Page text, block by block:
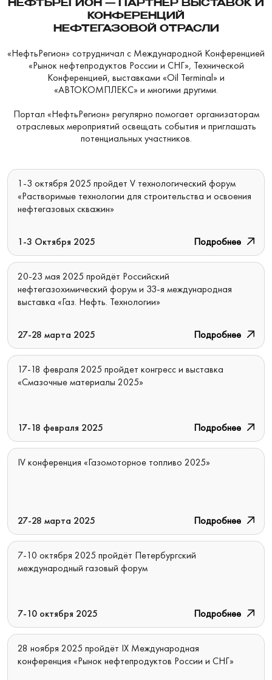
НЕФТЬРЕГИОН — ПАРТНЁР ВЫСТАВОК И
КОНФЕРЕНЦИЙ
НЕФТЕГАЗОВОЙ ОТРАСЛИ
«НефтьРегион» сотрудничал с Международной Конференцией
«Рынок нефтепродуктов России и СНГ», Технической
Конференцией, выставками «Oil Terminal» и
«АВТОКОМПЛЕКС» и многими другими.
Портал «НефтьРегион» регулярно помогает организаторам
отраслевых мероприятий освещать события и приглашать
потенциальных участников.
1-3 октября 2025 пройдет V технологический форум
«Растворимые технологии для строительства и освоения
нефтегазовых скважин»
1-3 Октября 2025 Подробнее
20-23 мая 2025 пройдёт Российский
нефтегазохимический форум и 33-я международная
выставка «Газ. Нефть. Технологии»
27-28 марта 2025 Подробнее
17-18 февраля 2025 пройдет конгресс и выставка
«Смазочные материалы 2025»
17-18 февраля 2025 Подробнее
IV конференция «Газомоторное топливо 2025»
27-28 марта 2025 Подробнее
7-10 октября 2025 пройдёт Петербургский
международный газовый форум
7-10 октября 2025 Подробнее
28 ноября 2025 пройдёт IX Международная
конференция «Рынок нефтепродуктов России и СНГ»